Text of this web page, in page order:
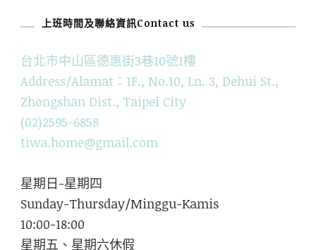
上班時間及聯絡資訊Contact us
台北市中山區德惠街3巷10號1樓
Address/Alamat：1F., No.10, Ln. 3, Dehui St.,
Zhongshan Dist., Taipei City
(02)2595-6858
tiwa.home@gmail.com
星期日-星期四
Sunday-Thursday/Minggu-Kamis
10:00-18:00
星期五、星期六休假